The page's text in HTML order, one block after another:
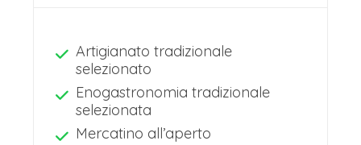
Artigianato tradizionale
selezionato
Enogastronomia tradizionale
selezionata
Mercatino all’aperto